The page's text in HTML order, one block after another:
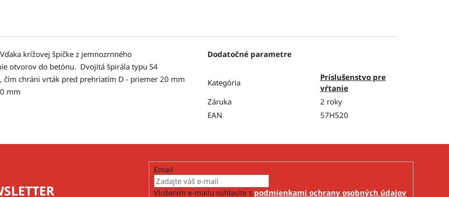
krížovej špičke z jemnozrnného
otvorov do betónu. Dvojitá špirála typu S4
chráni vrták pred prehriatím D - priemer 20 mm
mm
Dodatočné parametre
Kategória
Príslušenstvo pre
vŕtanie
Záruka
2 roky
EAN
57H520
Email
Vložením e-mailu súhlasíte s podmienkami ochrany osobných údajov.